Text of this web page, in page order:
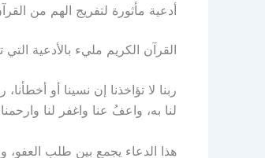
أدعية مأثورة لتفريج الهم من
القرآن الكريم مليء بالأدعية
ربنا لا تؤاخذنا إن نسينا أو
لنا به، واعفُ عنا واغفر لنا
هذا الدعاء يجمع بين طلب